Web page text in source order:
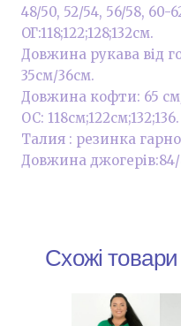
48/50, 52/54, 56/58, 60-
ОГ:118;122;128;132см.
Довжина рукава від
35см/36см.
Довжина кофти: 65
ОС: 118см;122см;132;136.
Талия : резинка
Довжина джогерів:84/
Схожі товари